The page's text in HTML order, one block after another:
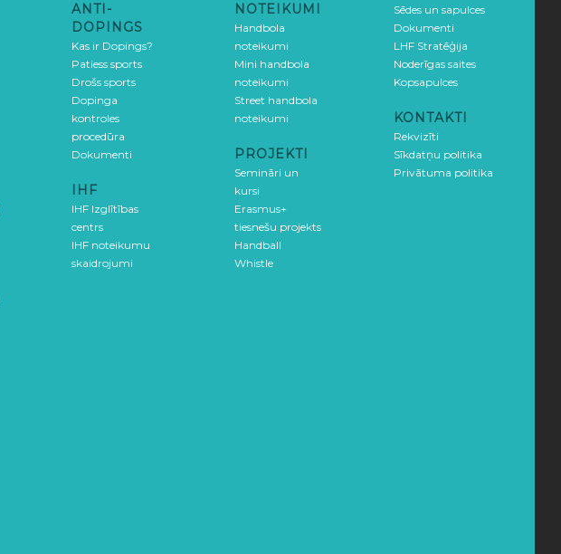
ANTI-
DOPINGS
Kas ir Dopings?
Patiess sports
Drošs sports
Dopinga
kontroles
procedūra
Dokumenti
IHF
IHF Izglītības
centrs
IHF noteikumu
skaidrojumi
NOTEIKUMI
Handbola
noteikumi
Mini handbola
noteikumi
Street handbola
noteikumi
PROJEKTI
Semināri un
kursi
Erasmus+
tiesnešu projekts
Handball
Whistle
Sēdes un sapulces
Dokumenti
LHF Stratēģija
Noderīgas saites
Kopsapulces
KONTAKTI
Rekvizīti
Sīkdatņu politika
Privātuma politika